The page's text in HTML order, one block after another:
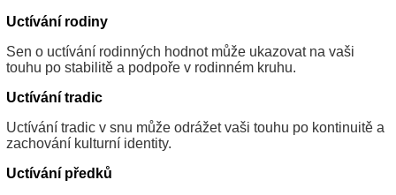
Uctívání rodiny
Sen o uctívání rodinných hodnot může ukazovat na vaši
touhu po stabilitě a podpoře v rodinném kruhu.
Uctívání tradic
Uctívání tradic v snu může odrážet vaši touhu po kontinuitě a
zachování kulturní identity.
Uctívání předků